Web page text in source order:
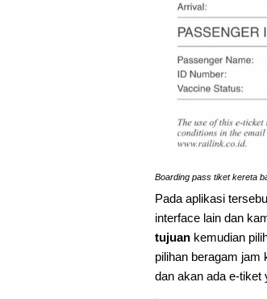
Boarding pass tiket kereta
Pada aplikasi
interface lain dan
tujuan kemudian
pilihan beragam jam
dan akan ada e-tiket